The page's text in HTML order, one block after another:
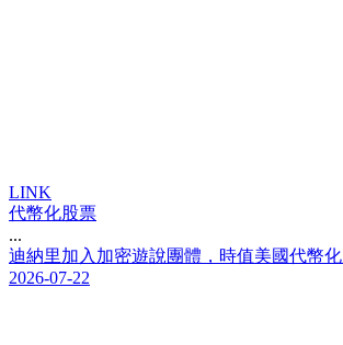
LINK
代幣化股票
...
迪納里加 入 加密遊說團體 ， 時值美國代幣化
2026-07-22